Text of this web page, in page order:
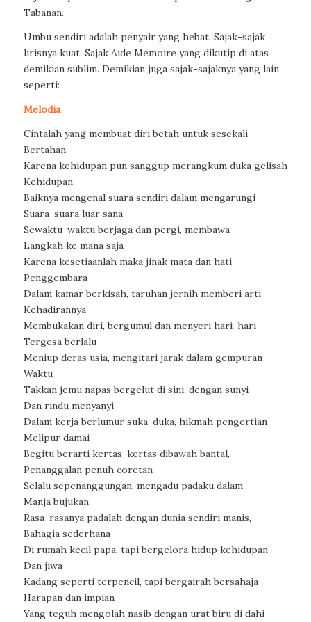
Tabanan.
Umbu sendiri adalah penyair yang hebat. Sajak-sajak
lirisnya kuat. Sajak Aide Memoire yang dikutip di atas
demikian sublim. Demikian juga sajak-sajaknya yang lain
seperti:
Melodia
Cintalah yang membuat diri betah untuk sesekali
Bertahan
Karena kehidupan pun sanggup merangkum duka gelisah
Kehidupan
Baiknya mengenal suara sendiri dalam mengarungi
Suara-suara luar sana
Sewaktu-waktu berjaga dan pergi, membawa
Langkah ke mana saja
Karena kesetiaanlah maka jinak mata dan hati
Penggembara
Dalam kamar berkisah, taruhan jernih memberi arti
Kehadirannya
Membukakan diri, bergumul dan menyeri hari-hari
Tergesa berlalu
Meniup deras usia, mengitari jarak dalam gempuran
Waktu
Takkan jemu napas bergelut di sini, dengan sunyi
Dan rindu menyanyi
Dalam kerja berlumur suka-duka, hikmah pengertian
Melipur damai
Begitu berarti kertas-kertas dibawah bantal,
Penanggalan penuh coretan
Selalu sepenanggungan, mengadu padaku dalam
Manja bujukan
Rasa-rasanya padalah dengan dunia sendiri manis,
Bahagia sederhana
Di rumah kecil papa, tapi bergelora hidup kehidupan
Dan jiwa
Kadang seperti terpencil, tapi bergairah bersahaja
Harapan dan impian
Yang teguh mengolah nasib dengan urat biru di dahi